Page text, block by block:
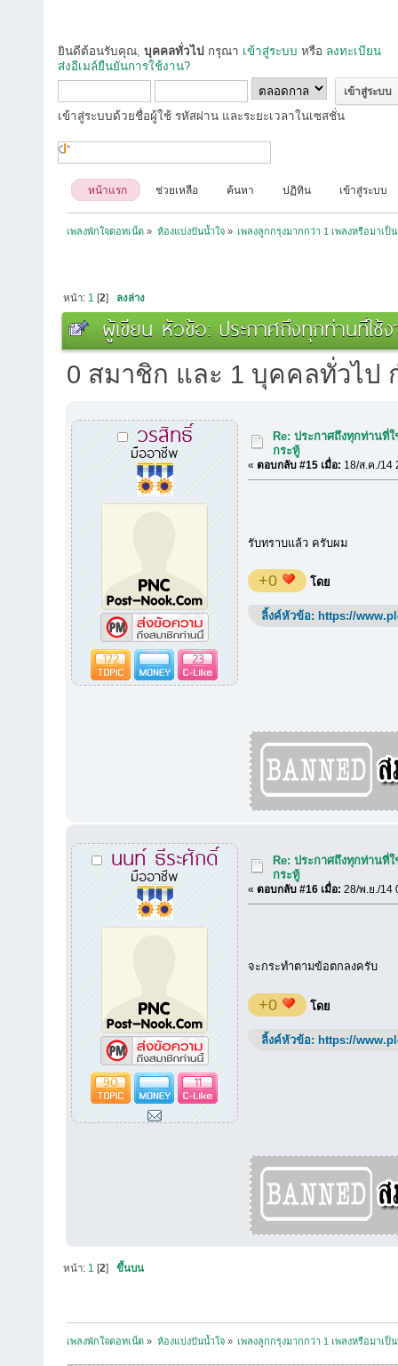
ยินดีต้อนรับคุณ, บุคคลทั่วไป กรุณา เข้าสู่ระบบ หรือ ลงทะเบียน
ส่งอีเมล์ยืนยันการใช้งาน?
เข้าสู่ระบบด้วยชื่อผู้ใช้ รหัสผ่าน และระยะเวลาในเซสชั่น
หน้าแรก ช่วยเหลือ ค้นหา ปฏิทิน เข้าสู่ระบบ
เพลงพักใจดอทเน็ต » ห้องแบ่งปันน้ำใจ» เพลงลูกกรุงมากกว่า 1 เพลงหรือมาเป็
หน้า: 1 [2] ลงล่าง
ผู้เขียน หัวข้อ: ประกาศถึงทุกท่านที่ใ
0 สมาชิก และ 1 บุคคลทั่วไป
วรสิทธิ์
มืออาชีพ
172 23
Re: ประกาศถึงทุกท่านที่
กระทู้
« ตอบกลับ #15 เมื่อ: 18/ส.ค./14
รับทราบแล้ว ครับผม
+0 โดย
ลิ้งค์หัวข้อ: https://
นนท์ ธีระศักดิ์
มืออาชีพ
90 11
Re: ประกาศถึงทุกท่านที่
กระทู้
« ตอบกลับ #16 เมื่อ: 28/พ.ย./14
จะกระทำตามข้อตกลงครับ
+0 โดย
ลิ้งค์หัวข้อ: https://
หน้า: 1 [2 ]ขึ้นบน
เพลงพักใจดอทเน็ต » ห้องแบ่งปันน้ำใจ» เพลงลูกกรุงมากกว่า 1 เพลงหรือมาเป็